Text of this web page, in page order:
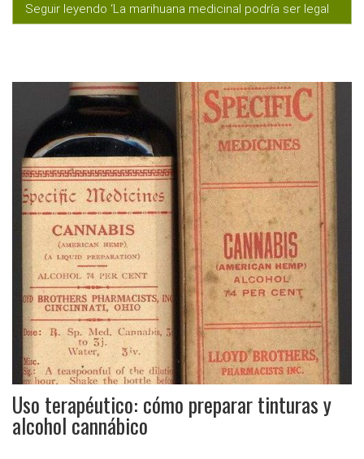
Seguir leyendo ‘La marihuana medicinal podría ser legal
Uso terapéutico: cómo preparar tinturas y
alcohol cannábico